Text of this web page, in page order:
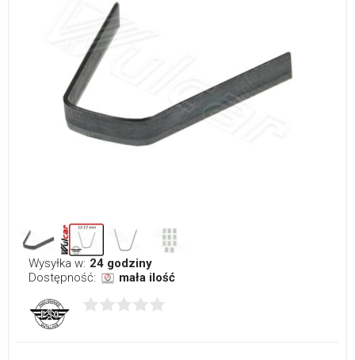
Wysyłka w: 24 godziny
Dostępność:
mała ilość